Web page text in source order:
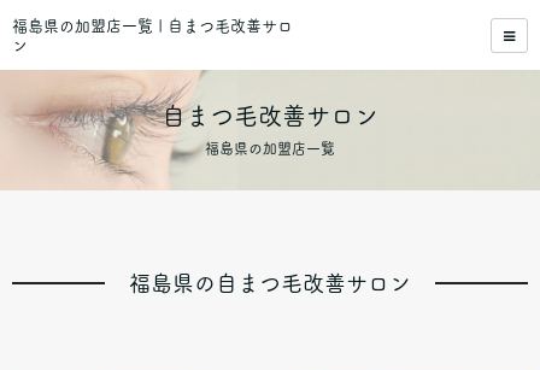
福島県の加盟店一覧 | 自まつ毛改善サロ
ン
自まつ毛改善サロン
福島県の加盟店一覧
福島県の自まつ毛改善サロン